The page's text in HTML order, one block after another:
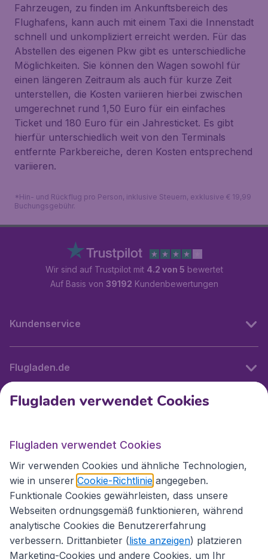
Fahrzeugen, zu finden im Ankunftsbereich des
Flughafens, kann auch mit einem Taxi die Innenstadt
schnell und unkompliziert erreicht werden. Für das
Abstellen des eigenen Pkw gibt es unterschiedliche
Möglichkeiten. Sie können den Wagen sowohl für
einen längeren Zeitraum als auch für kurze Zeit
unterstellen, die Kosten variieren hierbei zwischen
umgerechnet rund 1,50 Euro für ein einfaches
Ticket und 180 Euro für ein Jahresticket. Es gibt
hierfür unterschiedlich weit von den Terminals
entfernte Parkbereiche, deren Kosten entsprechend
variieren.
*Hin- und Rückflug pro Person, inklusive Steuern, exklusive € 19,99
Buchungsgebühr.
Wir sind auf Trustpilot mit 4.2 von 5 bewertet
Auf Basis von 39192 Kundenbewertungen
Kundenservice
Flugladen.de
Internationale Webseiten
Folgen Sie uns:
Flugladen verwendet Cookies
Flugladen verwendet Cookies
Wir verwenden Cookies und ähnliche Technologien,
wie in unserer Cookie-Richtlinie angegeben.
Funktionale Cookies gewährleisten, dass unsere
Webseiten ordnungsgemäß funktionieren, während
analytische Cookies die Benutzererfahrung
verbessern. Drittanbieter (liste anzeigen) platzieren
Marketing-Cookies und andere Cookies, um Ihr